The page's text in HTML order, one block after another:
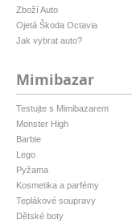
Zboží Auto
Ojetá Škoda Octavia
Jak vybrat auto?
Mimibazar
Testujte s Mimibazarem
Monster High
Barbie
Lego
Pyžama
Kosmetika a parfémy
Teplákové soupravy
Dětské boty